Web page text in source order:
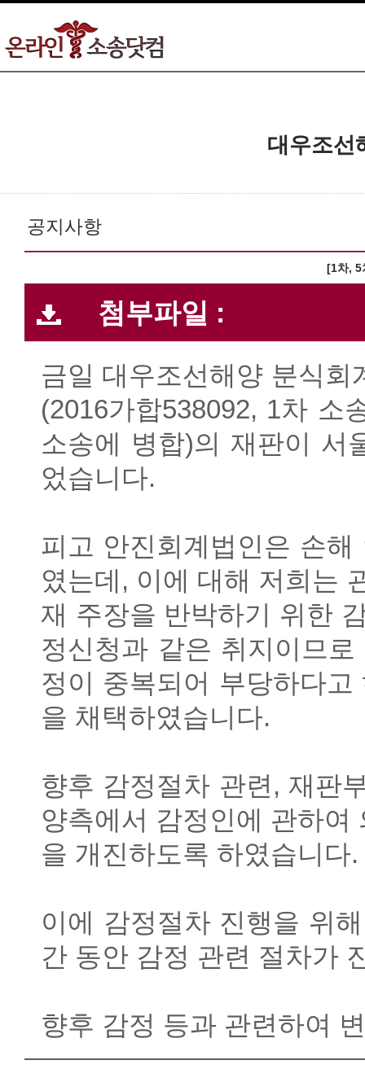
대우조선
공지사항
[1차, 5
첨부파일 :
금일 대우조선해양 분식회
(2016가합538092, 1차 소
소송에 병합)의 재판이 서
었습니다.
피고 안진회계법인은 손
였는데 , 이에 대해 저희는
재 주장을 반박하기 위한
정신청과 같은 취지이므
정이 중복되어 부당하다고
을 채택하였습니다.
향후 감정절차 관련 ,재판
양측에서 감정인에 관하여
을 개진하도록 하였습니다.
이에 감정절차 진행을 위
간 동안 감정 관련 절차가
향후 감정 등과 관련하여